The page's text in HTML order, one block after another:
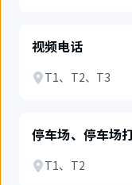
视频电话
T1、T2、T3
停车场、停车场
T1、T2